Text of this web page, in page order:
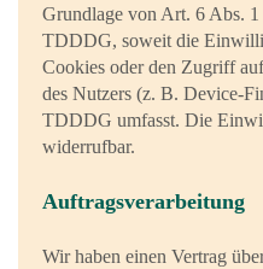
Grundlage von Art. 6 Abs.
TDDDG, soweit die
Cookies oder den Zugriff
des Nutzers (z. B. Device-
TDDDG umfasst. Die
widerrufbar.
Auftragsverarbeitung
Wir haben einen Vertrag